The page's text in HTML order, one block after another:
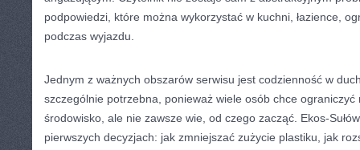
podpowiedzi, które można wykorzystać w kuchni, łazience,
podczas wyjazdu.
Jednym z ważnych obszarów serwisu jest codzienność w
szczególnie potrzebna, ponieważ wiele osób chce ograniczyć
środowisko, ale nie zawsze wie, od czego zacząć. Ekos-
pierwszych decyzjach: jak zmniejszać zużycie plastiku, jak